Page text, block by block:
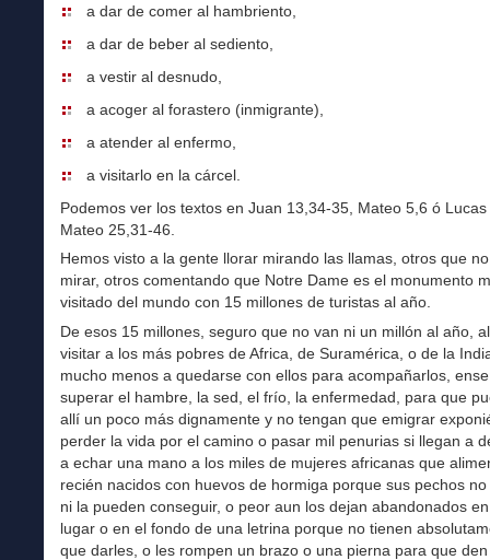
a dar de comer al hambriento,
a dar de beber al sediento,
a vestir al desnudo,
a acoger al forastero (inmigrante),
a atender al enfermo,
a visitarlo en la cárcel.
Podemos ver los textos en Juan 13,34-35, Mateo 5,6 ó
Mateo 25,31-46.
Hemos visto a la gente llorar mirando las llamas, otros que
mirar, otros comentando que Notre Dame es el monumento
visitado del mundo con 15 millones de turistas al año.
De esos 15 millones, seguro que no van ni un millón al año,
visitar a los más pobres de Africa, de Suramérica, o de la
mucho menos a quedarse con ellos para acompañarlos,
superar el hambre, la sed, el frío, la enfermedad, para que
allí un poco más dignamente y no tengan que emigrar
perder la vida por el camino o pasar mil penurias si llegan a
a echar una mano a los miles de mujeres africanas que
recién nacidos con huevos de hormiga porque sus pechos
ni la pueden conseguir, o peor aun los dejan abandonados
lugar o en el fondo de una letrina porque no tienen
que darles, o les rompen un brazo o una pierna para que